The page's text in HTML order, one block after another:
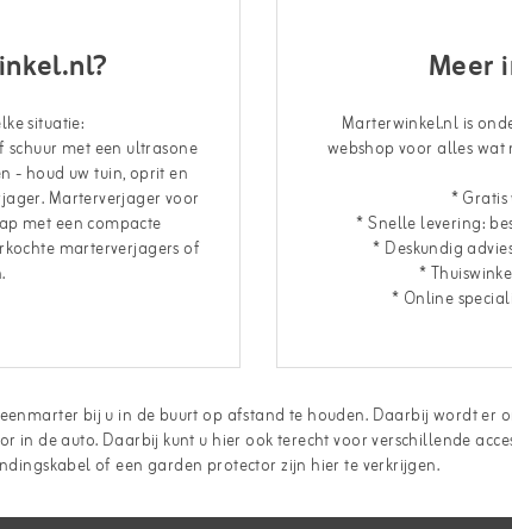
situatie:
met een ultrasone
- houd uw tuin, oprit en
Marterverjager voor
met een compacte
marterverjagers of
Meer
Marterwinkel.nl is
webshop voor alles wat
*
* Snelle levering:
* Deskundig
*
* Online
bij u in de buurt op afstand te houden. Daarbij wordt er
de auto. Daarbij kunt u hier ook terecht voor verschillende
of een garden protector zijn hier te verkrijgen.